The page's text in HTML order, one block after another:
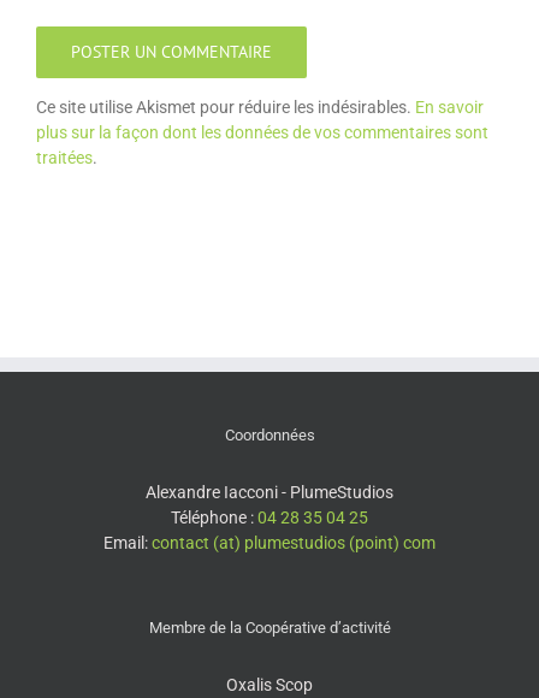
Ce site utilise Akismet pour réduire les indésirables. En savoir
plus sur la façon dont les données de vos commentaires sont
traitées.
Coordonnées
Alexandre Iacconi - PlumeStudios
Téléphone :04 28 35 04 25
Email:contact (at) plumestudios (point) com
Membre de la Coopérative d’activité
Oxalis Scop